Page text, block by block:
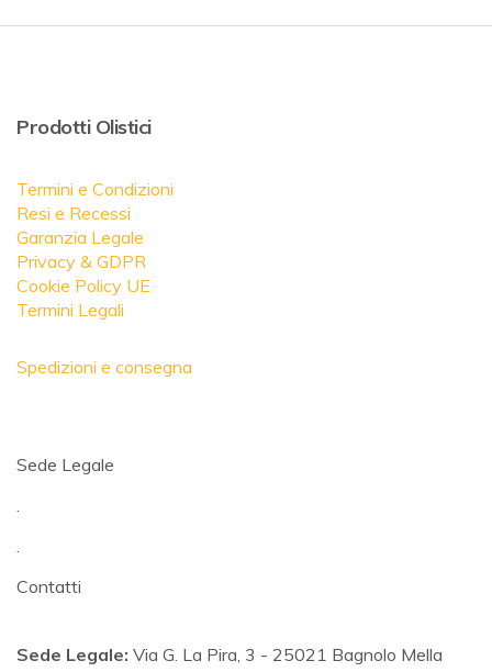
Prodotti Olistici
Termini e Condizioni
Resi e Recessi
Garanzia Legale
Privacy & GDPR
Cookie Policy UE
Termini Legali
Spedizioni e consegna
Sede Legale
.
.
Contatti
Sede Legale: Via G. La Pira, 3 - 25021 Bagnolo Mella